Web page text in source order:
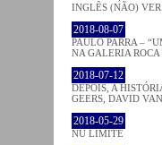
INGLÊS (NÃO) VER
2018-08-07
PAULO PARRA –
NA GALERIA
2018-07-12
DEPOIS, A
GEERS, DAVID
2018-05-29
NU LIMITE